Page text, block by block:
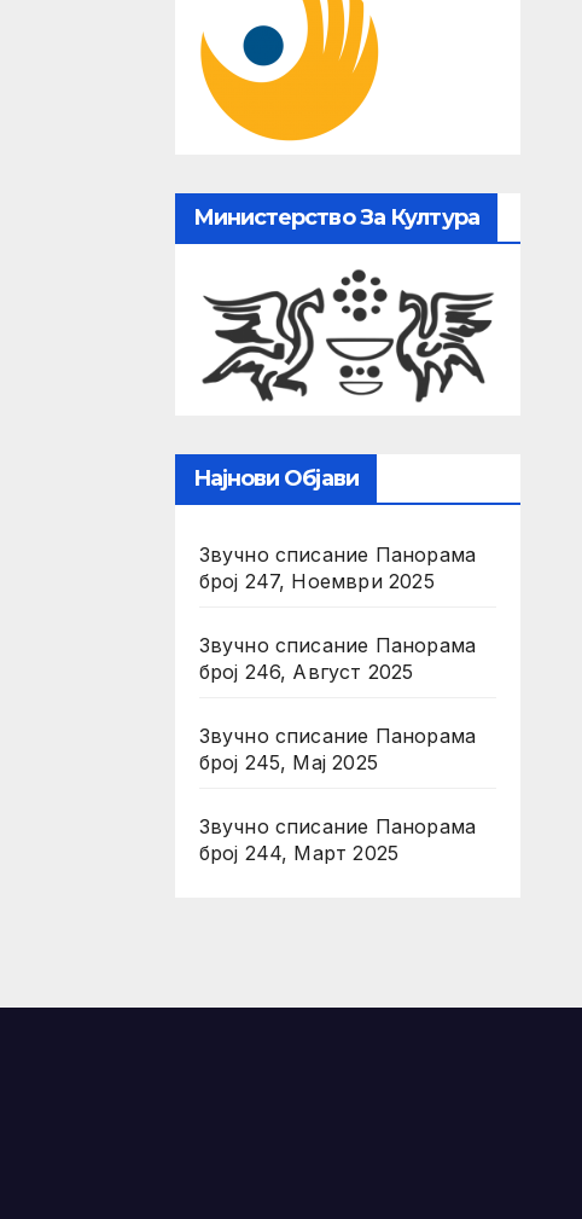
Министерство За Култура
Најнови Објави
Звучно списание Панорама
број 247, Ноември 2025
Звучно списание Панорама
број 246, Август 2025
Звучно списание Панорама
број 245, Мај 2025
Звучно списание Панорама
број 244, Март 2025